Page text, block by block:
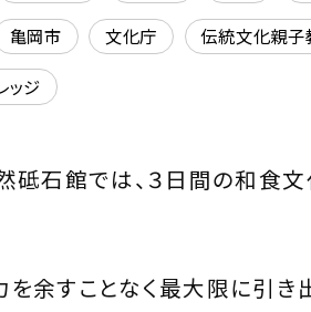
亀岡市 文化庁 伝統文化親子
ッジ
砥石館では、３日間の和食
余すことなく最大限に引き